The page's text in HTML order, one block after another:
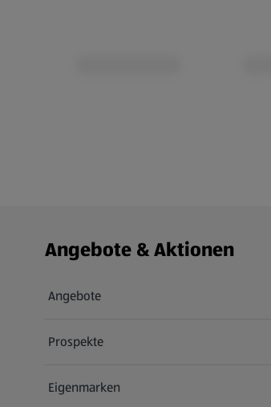
Fußzeilenmenü - weitere Links
Angebote & Aktionen
Angebote
Prospekte
Eigenmarken